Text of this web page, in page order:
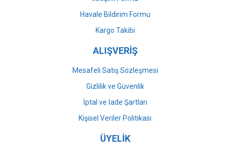
Gönder
Havale Bildirim Formu
Kargo Takibi
ALIŞVERİŞ
Mesafeli Satış Sözleşmesi
Gizlilik ve Güvenlik
İptal ve İade Şartları
Kişisel Veriler Politikası
ÜYELİK